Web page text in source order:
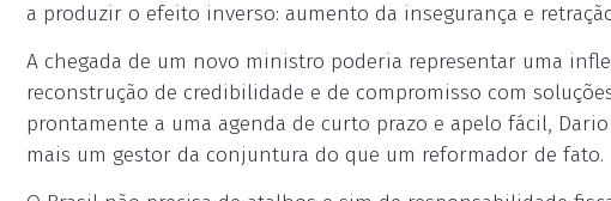
a produzir o efeito inverso: aumento da insegurança e
A chegada de um novo ministro poderia representar uma
reconstrução de credibilidade e de compromisso com
prontamente a uma agenda de curto prazo e apelo fácil,
mais um gestor da conjuntura do que um reformador de fato.